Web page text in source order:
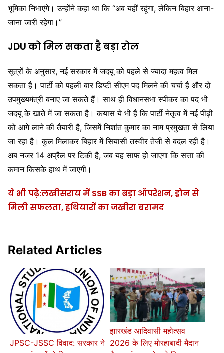
भूमिका निभाएंगे। उन्होंने कहा था कि “अब यहीं रहूंगा, लेकिन बिहार आना-
जाना जारी रहेगा।”
JDU को मिल सकता है बड़ा रोल
सूत्रों के अनुसार, नई सरकार में जदयू को पहले से ज्यादा महत्व मिल
सकता है। पार्टी को पहली बार डिप्टी सीएम पद मिलने की चर्चा है और दो
उपमुख्यमंत्री बनाए जा सकते हैं। साथ ही विधानसभा स्पीकर का पद भी
जदयू के खाते में जा सकता है। कयास ये भी हैं कि पार्टी नेतृत्व में नई पीढ़ी
को आगे लाने की तैयारी है, जिसमें निशांत कुमार का नाम प्रमुखता से लिया
जा रहा है। कुल मिलाकर बिहार में सियासी तस्वीर तेजी से बदल रही है।
अब नजर 14 अप्रैल पर टिकी है, जब यह साफ हो जाएगा कि सत्ता की
कमान किसके हाथ में जाएगी।
ये भी पढ़े:लखीसराय में SSB का बड़ा ऑपरेशन, ड्रोन से
मिली सफलता, हथियारों का जखीरा बरामद
Related Articles
JPSC-JSSC विवाद: सरकार ने
झारखंड आदिवासी महोत्सव
2026 के लिए मोरहाबादी मैदान